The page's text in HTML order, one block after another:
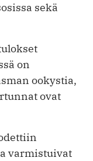
sekä
on
ookystia,
ovat
varmistuivat